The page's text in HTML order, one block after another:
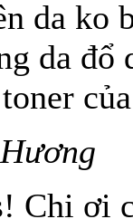
da ko
da đổ
Chị ơi